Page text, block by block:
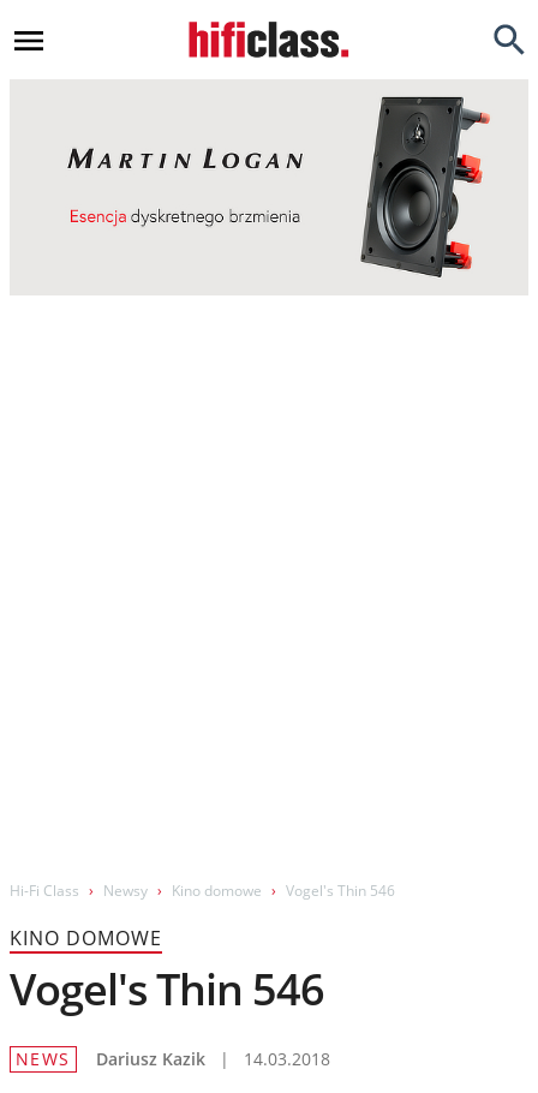
Testy
Opinie
Hi-Fi Class Newsy Kino domowe Vogel's Thin 546
KINO DOMOWE
Vogel's Thin 546
NEWS Dariusz Kazik | 14.03.2018